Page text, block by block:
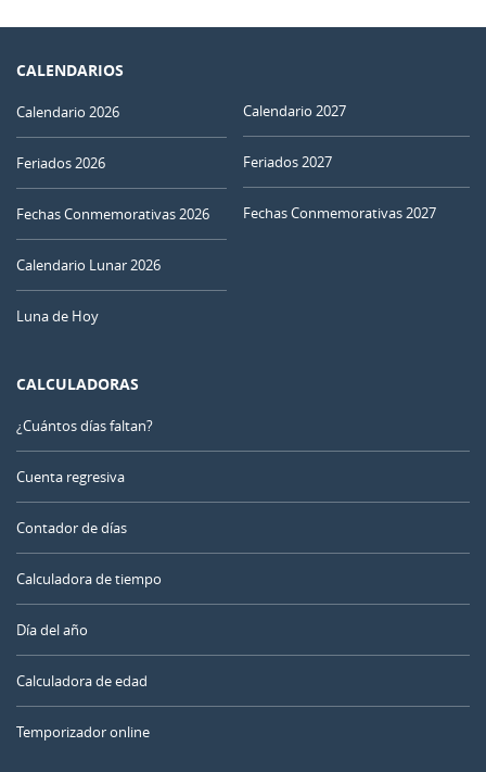
CALENDARIOS
Calendario 2026
Feriados 2026
Fechas Conmemorativas 2026
Calendario Lunar 2026
Luna de Hoy
Calendario 2027
Feriados 2027
Fechas Conmemorativas 2027
CALCULADORAS
¿Cuántos días faltan?
Cuenta regresiva
Contador de días
Calculadora de tiempo
Día del año
Calculadora de edad
Temporizador online